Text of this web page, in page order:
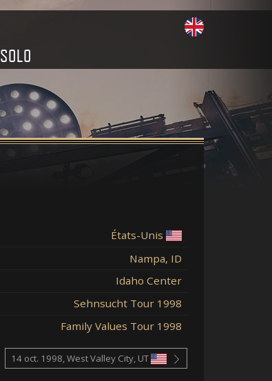
SOLO
États-Unis
Nampa, ID
Idaho Center
Sehnsucht Tour 1998
Family Values Tour 1998
14 oct. 1998, West Valley City, UT